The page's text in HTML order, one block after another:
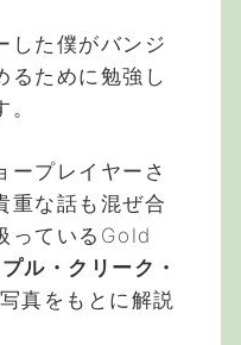
した僕がバンジ
るために勉強し
ープレイヤーさ
重な話も混ぜ合
っているGold
ル・クリーク・
真をもとに解説